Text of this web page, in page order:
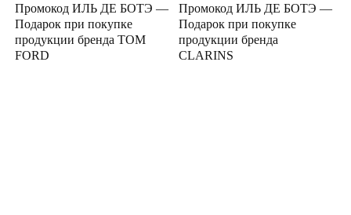
Промокод ИЛЬ ДЕ БОТЭ —
Подарок при покупке
продукции бренда TOM
FORD
Промокод ИЛЬ ДЕ БОТЭ —
Подарок при покупке
продукции бренда
CLARINS